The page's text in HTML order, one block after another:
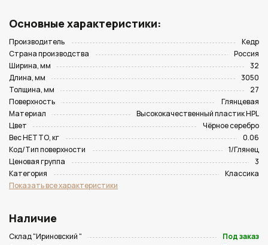
Основные характеристики:
Производитель
Кедр
Страна производства
Россия
Ширина, мм
32
Длина, мм
3050
Толщина, мм
27
Поверхность
Глянцевая
Материал
Высококачественный пластик HPL
Цвет
Чёрное серебро
Вес НЕТТО, кг
0.06
Код/Тип поверхности
1/Глянец
Ценовая группа
3
Категория
Классика
Показать все характеристики
Наличие
Склад "Ириновский "
Под заказ